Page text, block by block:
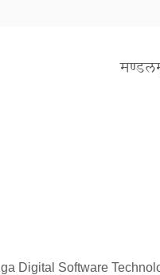
Digital Software